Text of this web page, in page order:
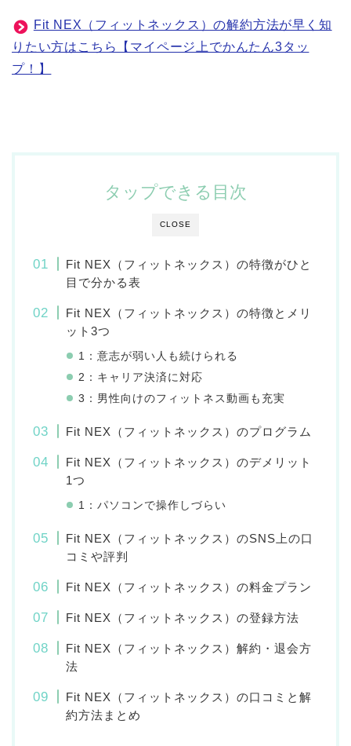
Fit NEX（フィットネックス）の解約方法が早く知
りたい方はこちら【マイページ上でかんたん3タッ
プ！】
CLOSE
タップできる目次
Fit NEX（フィットネックス）の特徴がひと
目で分かる表
Fit NEX（フィットネックス）の特徴とメリ
ット3つ
1：意志が弱い人も続けられる
2：キャリア決済に対応
3：男性向けのフィットネス動画も充実
Fit NEX（フィットネックス）のプログラム
Fit NEX（フィットネックス）のデメリット
1つ
1：パソコンで操作しづらい
Fit NEX（フィットネックス）のSNS上の口
コミや評判
Fit NEX（フィットネックス）の料金プラン
Fit NEX（フィットネックス）の登録方法
Fit NEX（フィットネックス）解約・退会方
法
Fit NEX（フィットネックス）の口コミと解
約方法まとめ